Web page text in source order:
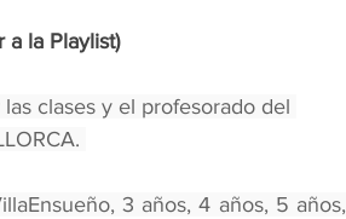
a la Playlist)
clases y el profesorado del
3 años, 4 años, 5 años,